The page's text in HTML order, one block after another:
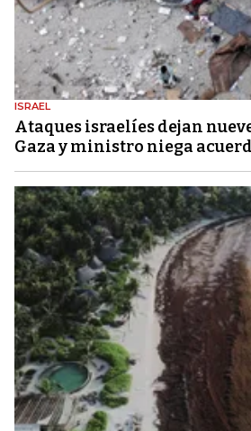
ISRAEL
Ataques israelíes dejan
Gaza y ministro niega